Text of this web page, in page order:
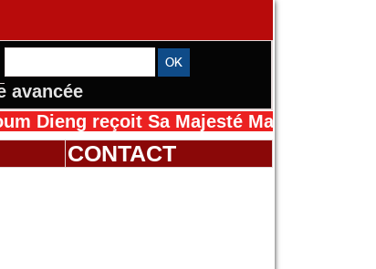
avancée
reçoit Sa Majesté Mansah Cissé au
CONTACT